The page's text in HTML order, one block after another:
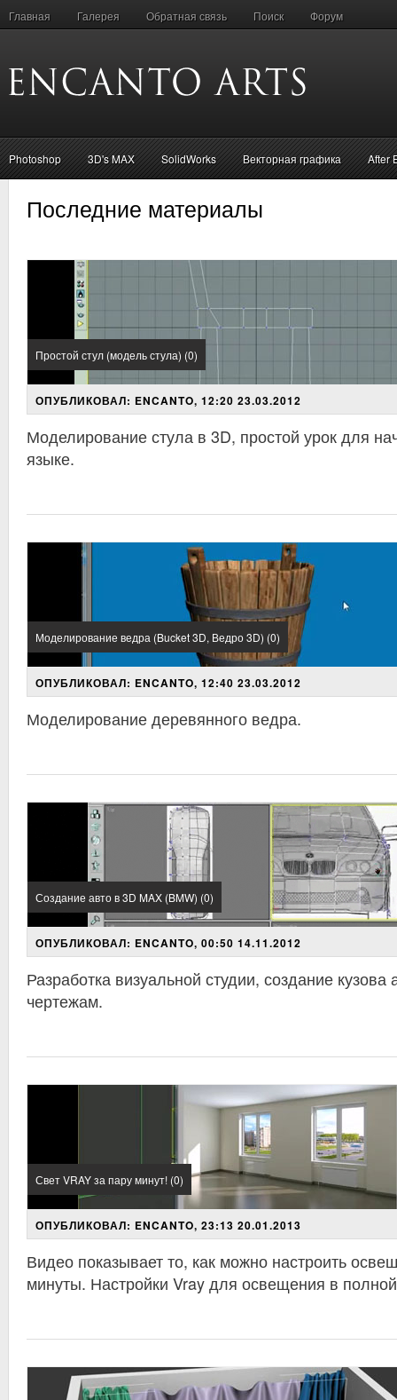
Главная Галерея Обратная связь Поиск Форум
Photoshop 3D's MAX SolidWorks Векторная графика After
Последние материалы
Простой стул (модель стула) (0)
ОПУБЛИКОВАЛ: ENCANTO, 12:20 23.03.2012
Моделирование стула в 3D, простой урок для
языке.
Моделирование ведра (Bucket 3D, Ведро 3D) (0)
ОПУБЛИКОВАЛ: ENCANTO, 12:40 23.03.2012
Моделирование деревянного ведра.
Создание авто в 3D MAX (BMW) (0)
ОПУБЛИКОВАЛ: ENCANTO, 00:50 14.11.2012
Разработка визуальной студии, создание
чертежам.
Свет VRAY за пару минут! (0)
ОПУБЛИКОВАЛ: ENCANTO, 23:13 20.01.2013
Видео показывает то, как можно настроить
минуты. Настройки Vray для освещения в